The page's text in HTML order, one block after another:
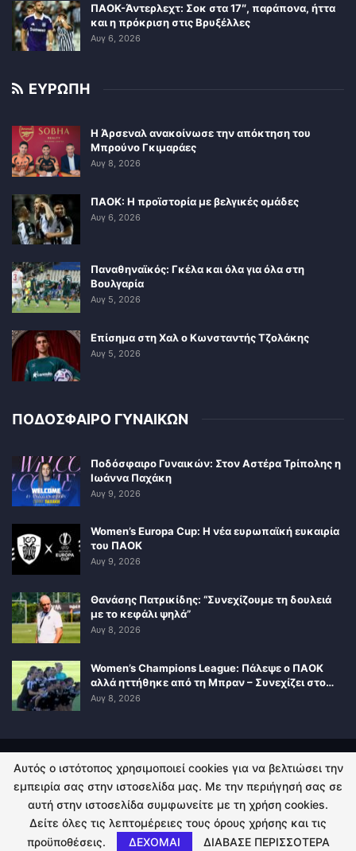
ΠΑΟΚ-Άντερλεχτ: Σοκ στα 17″, παράπονα, ήττα
και η πρόκριση στις Βρυξέλλες
Αυγ 6, 2026
ΕΥΡΩΠΗ
Η Άρσεναλ ανακοίνωσε την απόκτηση του
Μπρούνο Γκιμαράες
Αυγ 8, 2026
ΠΑΟΚ: Η προϊστορία με βελγικές ομάδες
Αυγ 6, 2026
Παναθηναϊκός: Γκέλα και όλα για όλα στη
Βουλγαρία
Αυγ 5, 2026
Επίσημα στη Χαλ ο Κωνσταντής Τζολάκης
Αυγ 5, 2026
ΠΟΔΟΣΦΑΙΡΟ ΓΥΝΑΙΚΩΝ
Ποδόσφαιρο Γυναικών: Στον Αστέρα Τρίπολης η
Ιωάννα Παχάκη
Αυγ 9, 2026
Women’s Europa Cup: Η νέα ευρωπαϊκή ευκαιρία
του ΠΑΟΚ
Αυγ 9, 2026
Θανάσης Πατρικίδης: “Συνεχίζουμε τη δουλειά
με το κεφάλι ψηλά”
Αυγ 8, 2026
Women’s Champions League: Πάλεψε ο ΠΑΟΚ
αλλά ηττήθηκε από τη Μπραν – Συνεχίζει στο…
Αυγ 8, 2026
ΠΟΛΙΤΙΚΗ ΑΠΟΡΡΗΤΟΥ ΕΠΙΚΟΙΝΩΝΙΑ
© 2026 - Kingsport.gr. All Rights Reserved.
Αυτός ο ιστότοπος χρησιμοποιεί cookies για να βελτιώσει την
εμπειρία σας στην ιστοσελίδα μας. Με την περιήγησή σας σε
αυτή στην ιστοσελίδα συμφωνείτε με τη χρήση cookies.
Δείτε όλες τις λεπτομέρειες τους όρους χρήσης και τις
προϋποθέσεις.
ΔΕΧΟΜΑΙ ΔΙΑΒΑΣΕ ΠΕΡΙΣΣΟΤΕΡΑ